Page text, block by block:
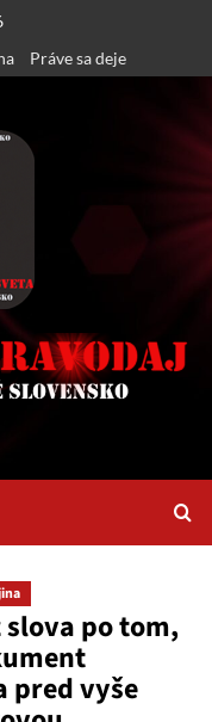
Práve sa deje
slova po tom,
pred vyše